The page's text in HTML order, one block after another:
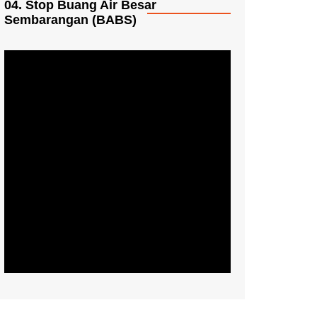
04. Stop Buang Air Besar
Sembarangan (BABS)